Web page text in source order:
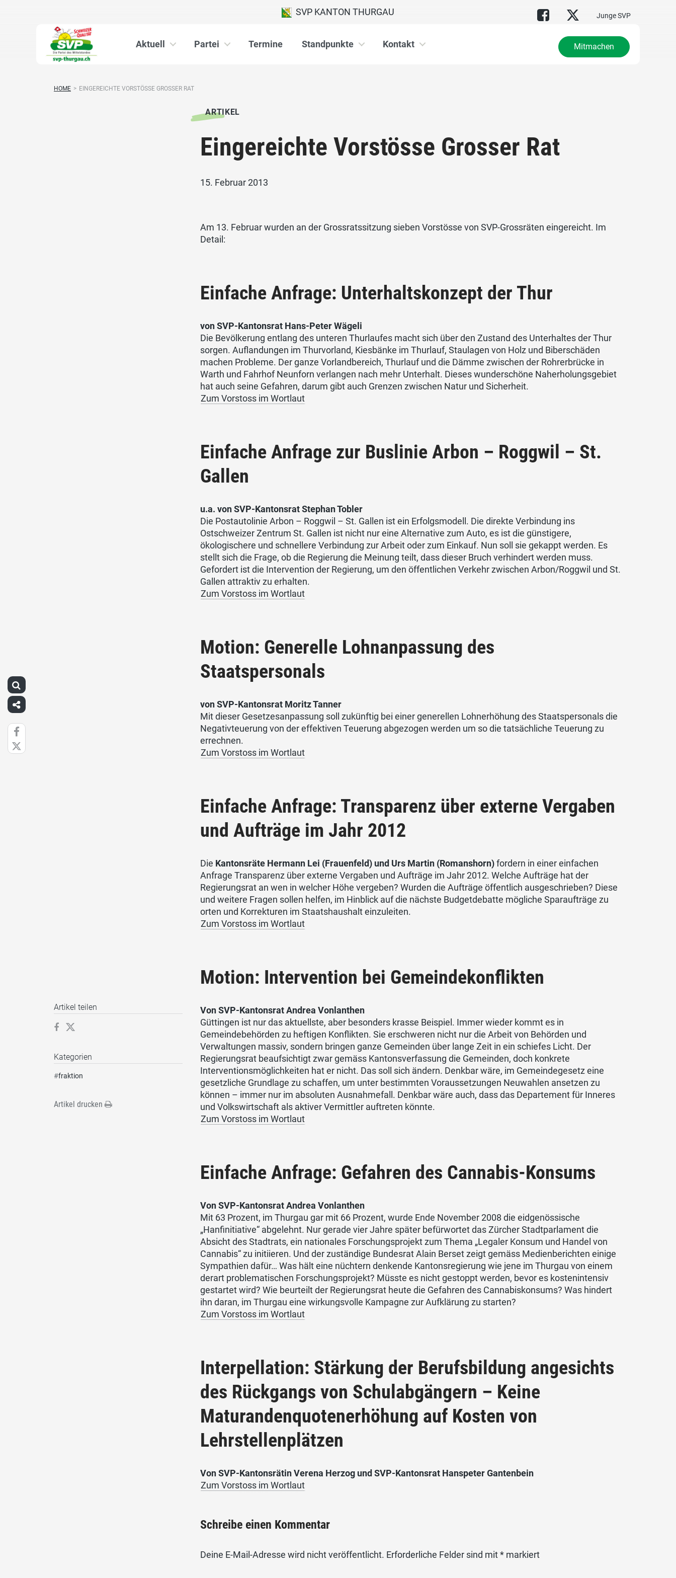
Junge SVP
SVP KANTON THURGAU
Aktuell Partei Termine Standpunkte Kontakt Mitmachen
HOME > EINGEREICHTE VORSTÖSSE GROSSER RAT
ARTIKEL
Eingereichte Vorstösse Grosser Rat
15. Februar 2013
Am 13. Februar wurden an der Grossratssitzung sieben Vorstösse von SVP-Grossräten eingereicht. Im
Detail:
Einfache Anfrage: Unterhaltskonzept der Thur
von SVP-Kantonsrat Hans-Peter Wägeli
Die Bevölkerung entlang des unteren Thurlaufes macht sich über den Zustand des Unterhaltes der Thur
sorgen. Auflandungen im Thurvorland, Kiesbänke im Thurlauf, Staulagen von Holz und Biberschäden
machen Probleme. Der ganze Vorlandbereich, Thurlauf und die Dämme zwischen der Rohrerbrücke in
Warth und Fahrhof Neunforn verlangen nach mehr Unterhalt. Dieses wunderschöne Naherholungsgebiet
hat auch seine Gefahren, darum gibt auch Grenzen zwischen Natur und Sicherheit.
Zum Vorstoss im Wortlaut
Einfache Anfrage zur Buslinie Arbon – Roggwil – St.
Gallen
u.a. von SVP-Kantonsrat Stephan Tobler
Die Postautolinie Arbon – Roggwil – St. Gallen ist ein Erfolgsmodell. Die direkte Verbindung ins
Ostschweizer Zentrum St. Gallen ist nicht nur eine Alternative zum Auto, es ist die günstigere,
ökologischere und schnellere Verbindung zur Arbeit oder zum Einkauf. Nun soll sie gekappt werden. Es
stellt sich die Frage, ob die Regierung die Meinung teilt, dass dieser Bruch verhindert werden muss.
Gefordert ist die Intervention der Regierung, um den öffentlichen Verkehr zwischen Arbon/Roggwil und St.
Gallen attraktiv zu erhalten.
Zum Vorstoss im Wortlaut
Motion: Generelle Lohnanpassung des
Staatspersonals
von SVP-Kantonsrat Moritz Tanner
Mit dieser Gesetzesanpassung soll zukünftig bei einer generellen Lohnerhöhung des Staatspersonals die
Negativteuerung von der effektiven Teuerung abgezogen werden um so die tatsächliche Teuerung zu
errechnen.
Zum Vorstoss im Wortlaut
Einfache Anfrage: Transparenz über externe Vergaben
und Aufträge im Jahr 2012
Die Kantonsräte Hermann Lei (Frauenfeld) und Urs Martin (Romanshorn)fordern in einer einfachen
Anfrage Transparenz über externe Vergaben und Aufträge im Jahr 2012. Welche Aufträge hat der
Regierungsrat an wen in welcher Höhe vergeben? Wurden die Aufträge öffentlich ausgeschrieben? Diese
und weitere Fragen sollen helfen, im Hinblick auf die nächste Budgetdebatte mögliche Sparaufträge zu
orten und Korrekturen im Staatshaushalt einzuleiten.
Zum Vorstoss im Wortlaut
Motion: Intervention bei Gemeindekonflikten
Von SVP-Kantonsrat Andrea Vonlanthen
Güttingen ist nur das aktuellste, aber besonders krasse Beispiel. Immer wieder kommt es in
Gemeindebehörden zu heftigen Konflikten. Sie erschweren nicht nur die Arbeit von Behörden und
Verwaltungen massiv, sondern bringen ganze Gemeinden über lange Zeit in ein schiefes Licht. Der
Regierungsrat beaufsichtigt zwar gemäss Kantonsverfassung die Gemeinden, doch konkrete
Interventionsmöglichkeiten hat er nicht. Das soll sich ändern. Denkbar wäre, im Gemeindegesetz eine
gesetzliche Grundlage zu schaffen, um unter bestimmten Voraussetzungen Neuwahlen ansetzen zu
können – immer nur im absoluten Ausnahmefall. Denkbar wäre auch, dass das Departement für Inneres
und Volkswirtschaft als aktiver Vermittler auftreten könnte.
Zum Vorstoss im Wortlaut
Einfache Anfrage: Gefahren des Cannabis-Konsums
Von SVP-Kantonsrat Andrea Vonlanthen
Mit 63 Prozent, im Thurgau gar mit 66 Prozent, wurde Ende November 2008 die eidgenössische
„Hanfinitiative“ abgelehnt. Nur gerade vier Jahre später befürwortet das Zürcher Stadtparlament die
Absicht des Stadtrats, ein nationales Forschungsprojekt zum Thema „Legaler Konsum und Handel von
Cannabis“ zu initiieren. Und der zuständige Bundesrat Alain Berset zeigt gemäss Medienberichten einige
Sympathien dafür… Was hält eine nüchtern denkende Kantonsregierung wie jene im Thurgau von einem
derart problematischen Forschungsprojekt? Müsste es nicht gestoppt werden, bevor es kostenintensiv
gestartet wird? Wie beurteilt der Regierungsrat heute die Gefahren des Cannabiskonsums? Was hindert
ihn daran, im Thurgau eine wirkungsvolle Kampagne zur Aufklärung zu starten?
Zum Vorstoss im Wortlaut
Interpellation: Stärkung der Berufsbildung angesichts
des Rückgangs von Schulabgängern – Keine
Maturandenquotenerhöhung auf Kosten von
Lehrstellenplätzen
Von SVP-Kantonsrätin Verena Herzog und SVP-Kantonsrat Hanspeter Gantenbein
Zum Vorstoss im Wortlaut
Schreibe einen Kommentar
Deine E-Mail-Adresse wird nicht veröffentlicht. Erforderliche Felder sind mit* markiert
Artikel teilen
Kategorien
#fraktion
Artikel drucken